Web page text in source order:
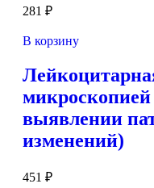
281 ₽
В корзину
выявлении
изменений)
451 ₽